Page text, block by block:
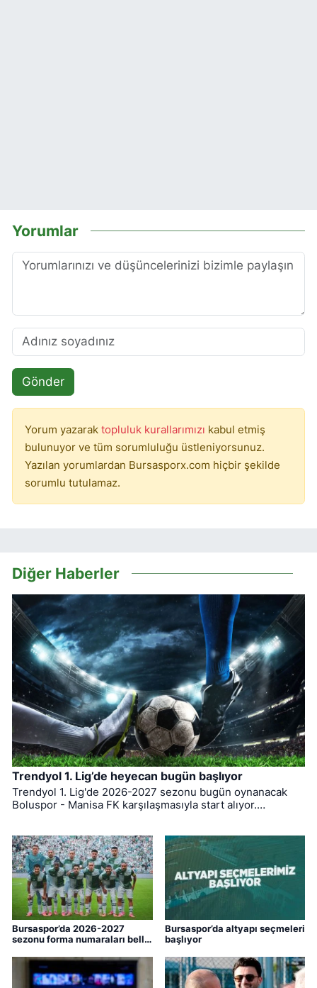
Yorumlar
Gönder
Yorum yazarak topluluk kurallarımızı kabul etmiş
bulunuyor ve tüm sorumluluğu üstleniyorsunuz.
Yazılan yorumlardan Bursasporx.com hiçbir şekilde
sorumlu tutulamaz.
Diğer Haberler
Trendyol 1. Lig’de heyecan bugün başlıyor
Trendyol 1. Lig'de 2026-2027 sezonu bugün oynanacak
Boluspor - Manisa FK karşılaşmasıyla start alıyor.
Bursaspor’da 2026-2027
sezonu forma numaraları belli
Bursaspor’da altyapı seçmeleri
başlıyor